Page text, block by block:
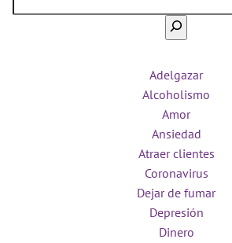
Adelgazar
Alcoholismo
Amor
Ansiedad
Atraer clientes
Coronavirus
Dejar de fumar
Depresión
Dinero